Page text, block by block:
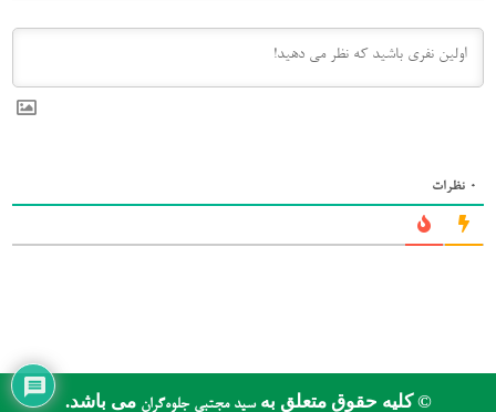
0 نظرات
© کلیه حقوق متعلق بهسید مجتبی جلوه‌گرانمی باشد.